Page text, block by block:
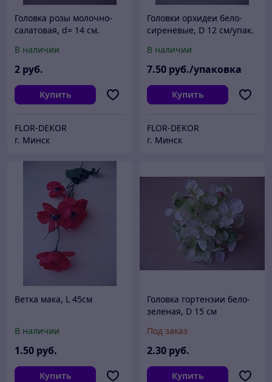
Головка розы молочно-
салатовая, d= 14 см.
В наличии
2 руб.
Купить
FLOR-DEKOR
г. Минск
Головки орхидеи бело-
сиреневые, D 12 см/упак.
В наличии
7.50 руб./упаковка
Купить
FLOR-DEKOR
г. Минск
Ветка мака, L 45см
В наличии
1.50 руб.
Купить
Головка гортензии бело-
зеленая, D 15 см
Под заказ
2.30 руб.
Купить